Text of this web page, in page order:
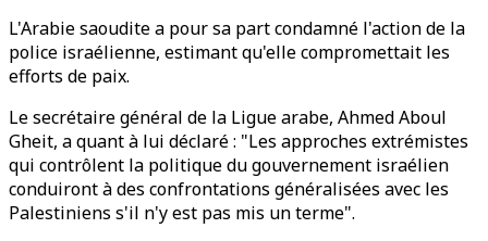
L'Arabie saoudite a pour sa part condamné l'action de la
police israélienne, estimant qu'elle compromettait les
efforts de paix.
Le secrétaire général de la Ligue arabe, Ahmed Aboul
Gheit, a quant à lui déclaré : "Les approches extrémistes
qui contrôlent la politique du gouvernement israélien
conduiront à des confrontations généralisées avec les
Palestiniens s'il n'y est pas mis un terme".